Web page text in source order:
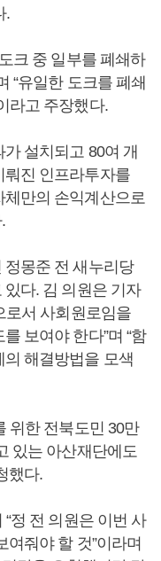
.
크 중 일부를 폐쇄하
“유일한 도크를 폐쇄
라고 주장했다.
설치되고 80여 개
뤄진 인프라투자를
만의 손익계산으로
몽준 전 새누리당
다. 김 의원은 기자
로서 사회원로임을
보여야 한다”며 “함
해결방법을 모색
위한 전북도민 30만
있는 아산재단에도
했다.
정 전 의원은 이번 사
줘야 할 것”이라며